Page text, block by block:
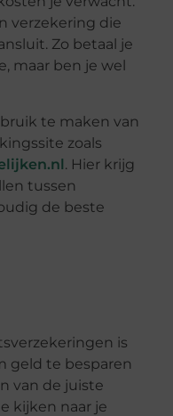
verzekering die
Zo betaal je
maar ben je wel
te maken van
zoals
. Hier krijg
tussen
de beste
is
geld te besparen
van de juiste
kijken naar je